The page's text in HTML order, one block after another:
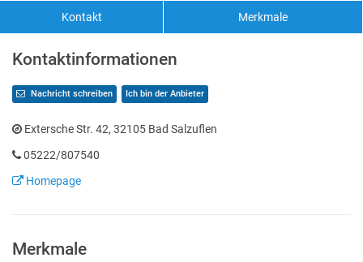
Kontakt Merkmale
Kontaktinformationen
Nachricht schreiben Ich bin der Anbieter
Extersche Str. 42, 32105 Bad Salzuflen
05222/807540
Homepage
Merkmale